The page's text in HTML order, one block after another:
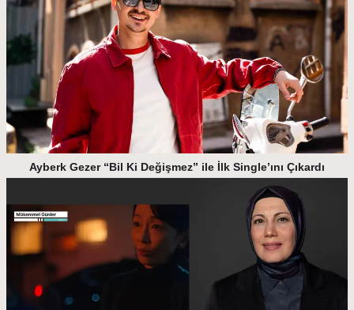
Ayberk Gezer “Bil Ki Değişmez” ile İlk Single’ını Çıkardı